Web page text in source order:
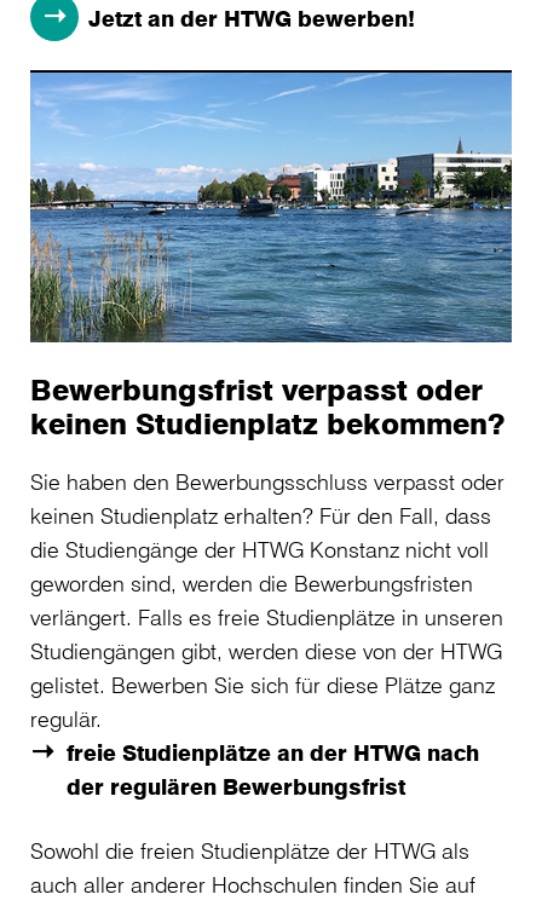
Jetzt an der HTWG bewerben!
Bewerbungsfrist verpasst oder
keinen Studienplatz bekommen?
Sie haben den Bewerbungsschluss verpasst oder
keinen Studienplatz erhalten? Für den Fall, dass
die Studiengänge der HTWG Konstanz nicht voll
geworden sind, werden die Bewerbungsfristen
verlängert. Falls es freie Studienplätze in unseren
Studiengängen gibt, werden diese von der HTWG
gelistet. Bewerben Sie sich für diese Plätze ganz
regulär.
freie Studienplätze an der HTWG nach
der regulären Bewerbungsfrist
Sowohl die freien Studienplätze der HTWG als
auch aller anderer Hochschulen finden Sie auf